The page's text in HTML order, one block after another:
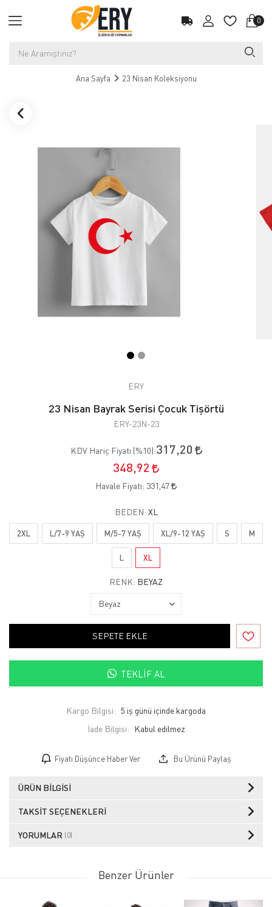
0
Ana Sayfa 23 Nisan Koleksiyonu
ERY
23 Nisan Bayrak Serisi Çocuk Tişörtü
ERY-23N-23
KDV Hariç Fiyatı (%10):317,20
348,92
Havale Fiyatı: 331,47
BEDEN: XL
2XL L/7-9 YAŞ M/5-7 YAŞ XL/9-12 YAŞ S M
L XL
RENK: BEYAZ
SEPETE EKLE
TEKLIF AL
Kargo Bilgisi: 5 iş günü içinde kargoda
İade Bilgisi:
Fiyatı Düşünce Haber Ver Bu Ürünü Paylaş
ÜRÜN BILGISI
TAKSIT SEÇENEKLERI
YORUMLAR (0)
Benzer Ürünler